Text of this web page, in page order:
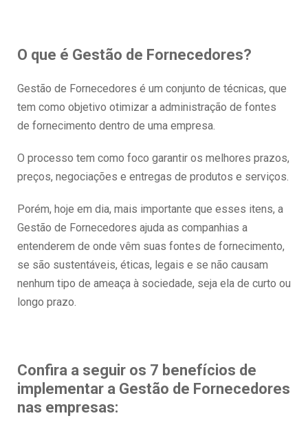
O que é Gestão de Fornecedores?
Gestão de Fornecedores é um conjunto de técnicas, que
tem como objetivo otimizar a administração de fontes
de fornecimento dentro de uma empresa.
O processo tem como foco garantir os melhores prazos,
preços, negociações e entregas de produtos e serviços.
Porém, hoje em dia, mais importante que esses itens, a
Gestão de Fornecedores ajuda as companhias a
entenderem de onde vêm suas fontes de fornecimento,
se são sustentáveis, éticas, legais e se não causam
nenhum tipo de ameaça à sociedade, seja ela de curto ou
longo prazo.
Confira a seguir os 7 benefícios de
implementar a Gestão de Fornecedores
nas empresas: